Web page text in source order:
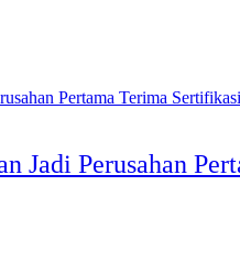
Jadi Perusahan